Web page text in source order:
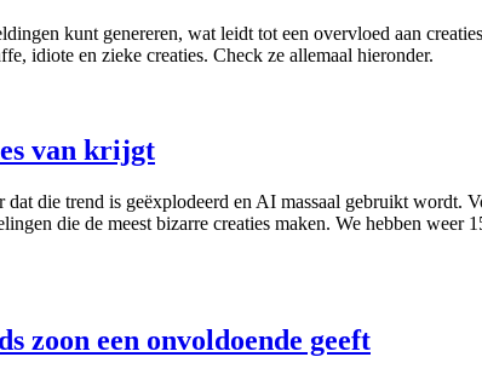
kunt genereren, wat leidt tot een overvloed aan
idiote en zieke creaties. Check ze allemaal hieronder.
van krijgt
die trend is geëxplodeerd en AI massaal gebruikt wordt.
die de meest bizarre creaties maken. We hebben
een onvoldoende geeft